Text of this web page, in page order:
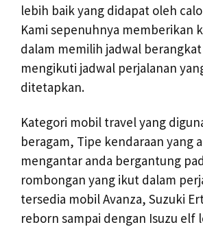
lebih baik yang didapat oleh
Kami sepenuhnya memberikan
dalam memilih jadwal
mengikuti jadwal perjalanan
ditetapkan.
Kategori mobil travel yang
beragam, Tipe kendaraan yang
mengantar anda bergantung
rombongan yang ikut dalam
tersedia mobil Avanza, Suzuki
reborn sampai dengan Isuzu elf